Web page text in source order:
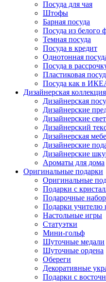
Посуда для чая
Штофы
Барная посуда
Посуда из белого
Темная посуда
Посуда в кредит
Однотонная
Посуда в
Пластиковая
Посуда как в
Дизайнерская коллекция
Дизайнерская
Дизайнерские
Дизайнерские
Дизайнерский
Дизайнерская
Дизайнерские
Дизайнерские
Ароматы для дома
Оригинальные подарки
Оригинальные
Подарки с
Подарочные
Подарки учителю
Настольные игры
Статуэтки
Мини-гольф
Шуточные медали
Шуточные ордена
Обереги
Декоративные
Подарки с